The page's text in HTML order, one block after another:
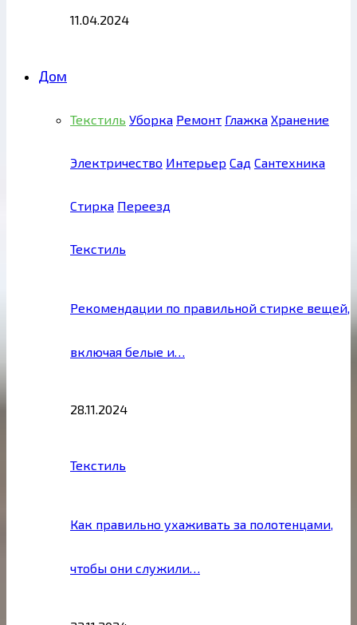
11.04.2024
Дом
Текстиль Уборка Ремонт Глажка Хранение
Электричество Интерьер Сад Сантехника
Стирка Переезд
Текстиль
Рекомендации по правильной стирке вещей,
включая белые и…
28.11.2024
Текстиль
Как правильно ухаживать за полотенцами,
чтобы они служили…